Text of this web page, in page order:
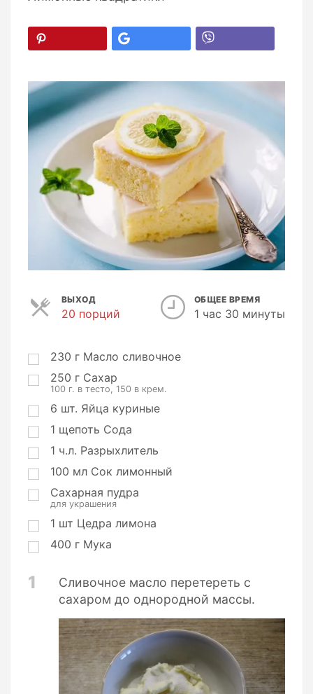
ВЫХОД
20 порций
ц
и
ОБЩЕЕ ВРЕМЯ
1 час 30 минуты
230 г Масло сливочное
250 г Сахар
100 г. в тесто, 150 в крем.
6 шт. Яйца куриные
1 щепоть Сода
1 ч.л. Разрыхлитель
100 мл Сок лимонный
Сахарная пудра
для украшения
1 шт Цедра лимона
400 г Мука
1
Сливочное масло перетереть с
сахаром до однородной массы.